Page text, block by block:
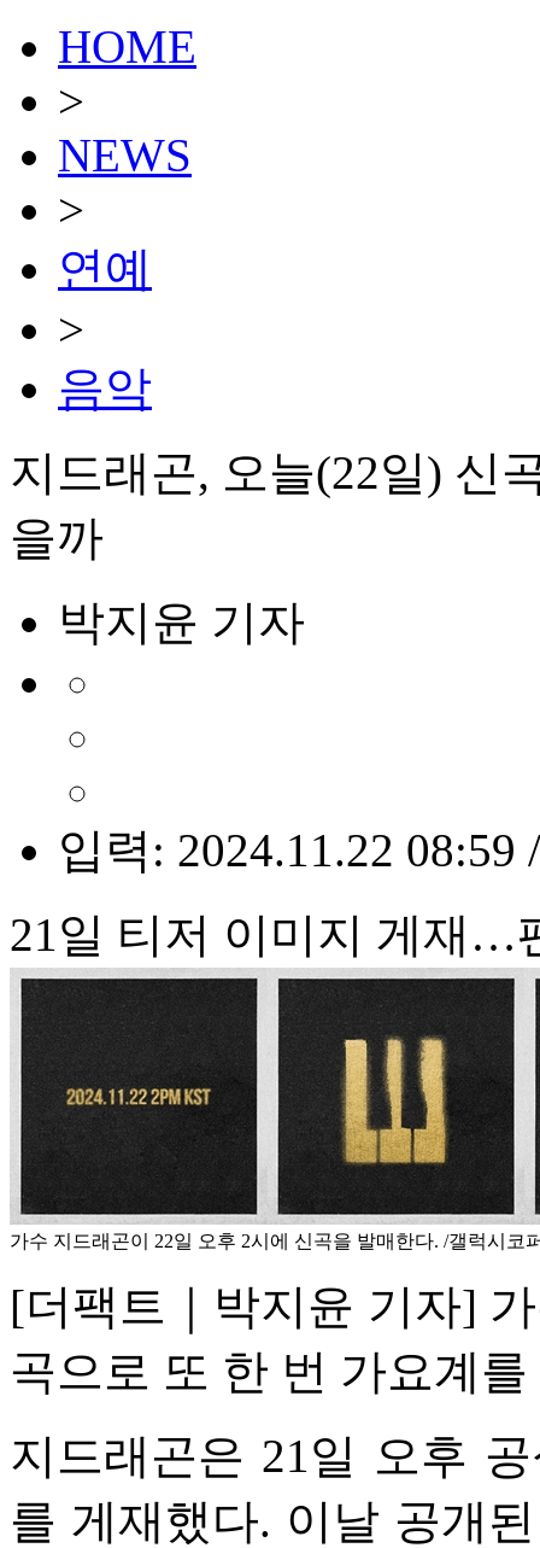
HOME
>
NEWS
>
연예
>
음악
지드래곤, 오늘(22일) 신
을까
박지윤 기자
입력: 2024.11.22 08:59
21일 티저 이미지 게재…
가수 지드래곤이 22일 오후 2시에 신곡을 발매한다. /갤럭시코
[더팩트｜박지윤 기자]
곡으로 또 한 번 가요계
지드래곤은 21일 오후
를 게재했다. 이날 공개